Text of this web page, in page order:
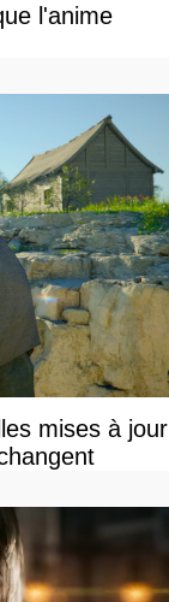
l'anime
mises à jour